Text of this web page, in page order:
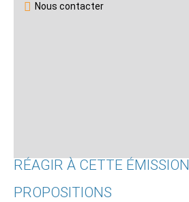
Nous contacter
RÉAGIR À CETTE ÉMISSION
PROPOSITIONS